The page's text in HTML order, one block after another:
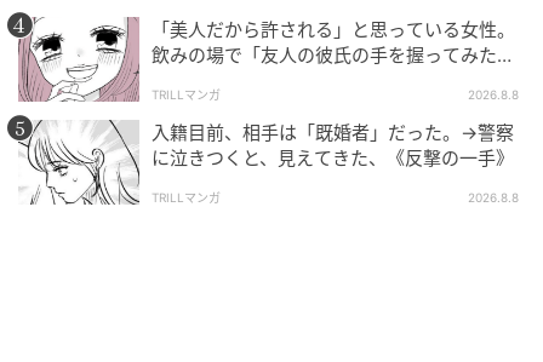
「美人だから許される」と思っている女性。
飲みの場で「友人の彼氏の手を握ってみた」
TRILLマンガ 2026.8.8
入籍目前、相手は「既婚者」だった。→警察
に泣きつくと、見えてきた、《反撃の一手》
TRILLマンガ 2026.8.8